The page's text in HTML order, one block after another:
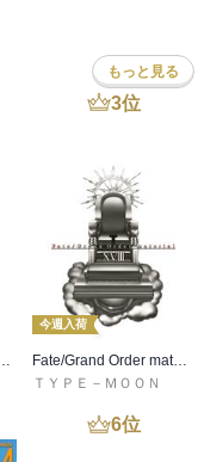
もっと見る
material I
3位
今週入荷
Fate/Grand Order material XVIII
ＴＹＰＥ－ＭＯＯＮ
6位